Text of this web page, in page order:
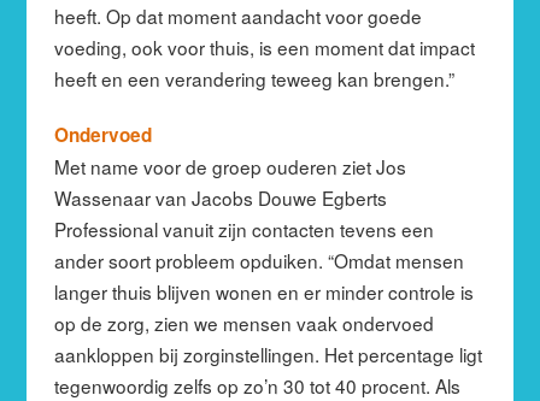
heeft. Op dat moment aandacht voor goede
voeding, ook voor thuis, is een moment dat impact
heeft en een verandering teweeg kan brengen.”
Ondervoed
Met name voor de groep ouderen ziet Jos
Wassenaar van Jacobs Douwe Egberts
Professional vanuit zijn contacten tevens een
ander soort probleem opduiken. “Omdat mensen
langer thuis blijven wonen en er minder controle is
op de zorg, zien we mensen vaak ondervoed
aankloppen bij zorginstellingen. Het percentage ligt
tegenwoordig zelfs op zo’n 30 tot 40 procent. Als